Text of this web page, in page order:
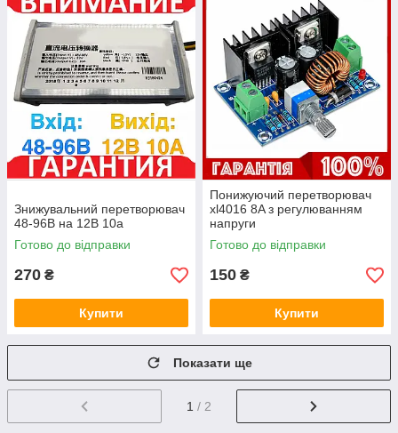
Знижувальний перетворювач
48-96В на 12В 10а
Готово до відправки
270 ₴
Купити
Понижуючий перетворювач
xl4016 8A з регулюванням
напруги
Готово до відправки
150 ₴
Купити
Показати ще
1 / 2